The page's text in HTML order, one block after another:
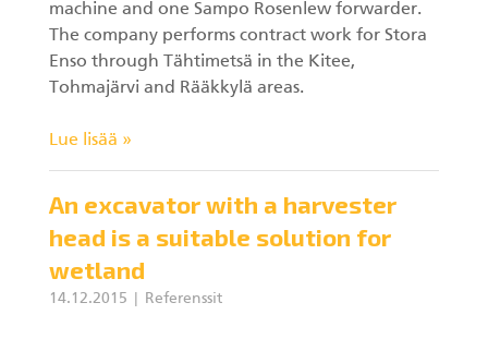
machine and one Sampo Rosenlew forwarder.
The company performs contract work for Stora
Enso through Tähtimetsä in the Kitee,
Tohmajärvi and Rääkkylä areas.
Lue lisää »
An excavator with a harvester
head is a suitable solution for
wetland
14.12.2015 Referenssit